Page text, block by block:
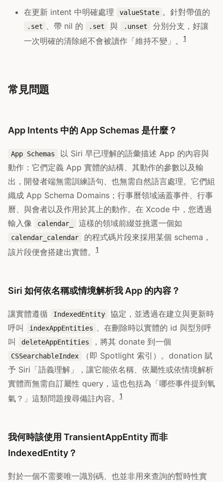
在更新 intent 中明確處理 valueState 。針對帶值的
.set 、帶 nil 的 .set 與 .unset
分別分支，好讓
一次明確的清除絕不會被讀作「維持不變」。
1
常見問題
App Intents 中的 App Schemas 是什麼？
App Schemas
以 Siri 早已理解的語彙描述 App 的內容與
動作：它們定義 App 實體的結構、其動作的參數以及輸
出，開發者端無需訓練語句、也無需自然語言處理。它們組
織成 App Schema Domains；行事曆領域涵蓋事件、行事
曆、與會者以及作用於其上的動作。在 Xcode 中，您透過
輸入像
calendar_ 這樣的領域前綴並挑選一個如
calendar_calendar
的程式碼片段來採用某個 schema，
該片段便會搭建出實體。
1
Siri 如何依名稱或情境解析我 App 的內容？
讓實體遵循 IndexedEntity
協定，並透過在建立與更新時
呼叫
indexAppEntities 、在刪除時以實體的 id 與型別呼
叫
deleteAppEntities ，將其 donate 到一個
CSSearchableIndex
（即 Spotlight 索引）。donation 賦
予 Siri「語義理解」，讓它能依名稱、依屬性或依情境解析
實體而無需自訂屬性 query，這也包括為「哪些事件提到氧
氣？」這類問題搜尋備註內容。
1
我何時該使用 TransientAppEntity 而非
IndexedEntity？
對於一個不需要唯一識別碼、也並非用來查詢的暫時性實